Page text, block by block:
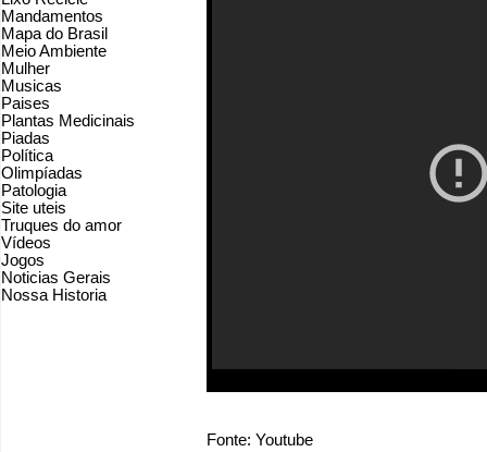
Mandamentos
Mapa do Brasil
Meio Ambiente
Mulher
Musicas
Paises
Plantas Medicinais
Piadas
Política
Olimpíadas
Patologia
Site uteis
Truques do amor
Vídeos
Jogos
Noticias Gerais
Nossa Historia
Fonte: Youtube